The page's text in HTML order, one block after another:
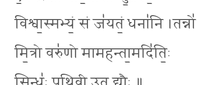
विश्वा॒स्मभ्यं॒ सं ज॑यतं॒ धना॑नि ।तन्नो॑
मि॒त्रो वरु॑णो मामहन्ता॒मदि॑ति॒ः